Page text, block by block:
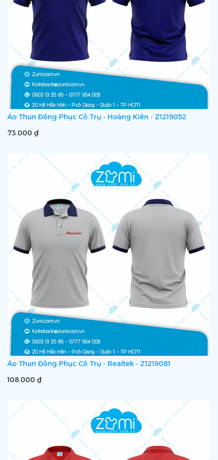
Áo Thun Đồng Phục Cổ Trụ - Hoàng Kiên - Z1219052
73.000 ₫
Áo Thun Đồng Phục Cổ Trụ - Realtek - Z1219081
108.000 ₫